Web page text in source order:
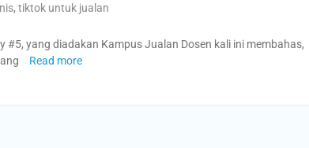
, tiktok untuk jualan
#5, yang diadakan Kampus Jualan Dosen kali ini membahas,
Read more